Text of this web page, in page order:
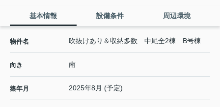
基本情報 設備条件 周辺環境
物件名 吹抜けあり＆収納多数 中尾全2棟 B号棟
向き 南
築年月 2025年8月 (予定)